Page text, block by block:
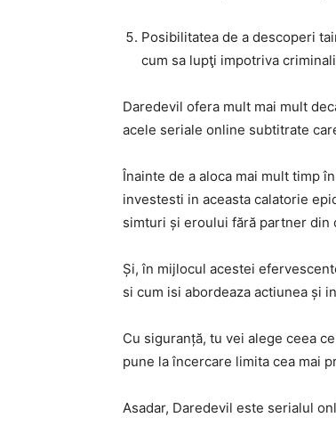
Posibilitatea de a descoperi
cum sa lupţi impotriva
Daredevil ofera mult mai mult
acele seriale online subtitrate
Înainte de a aloca mai mult timp
investesti in aceasta calatorie
simturi și eroului fără partner din
Și, în mijlocul acestei
si cum isi abordeaza actiunea și
Cu siguranță, tu vei alege ceea
pune la încercare limita cea mai
Asadar, Daredevil este serialul